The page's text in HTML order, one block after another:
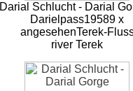
Darial Schlucht - Darial
Darielpass19589 x
angesehenTerek-
river Terek